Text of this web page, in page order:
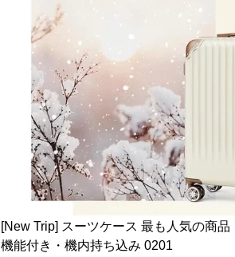
[New Trip] スーツケース 最も人気の商
機能付き・機内持ち込み 0201